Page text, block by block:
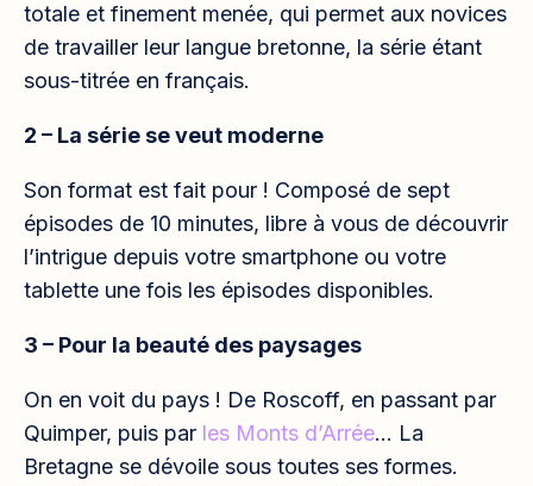
totale et finement menée, qui permet aux novices
de travailler leur langue bretonne, la série étant
sous-titrée en français.
2 – La série se veut moderne
Son format est fait pour ! Composé de sept
épisodes de 10 minutes, libre à vous de découvrir
l’intrigue depuis votre smartphone ou votre
tablette une fois les épisodes disponibles.
3 – Pour la beauté des paysages
On en voit du pays ! De Roscoff, en passant par
Quimper, puis par les Monts d’Arrée… La
Bretagne se dévoile sous toutes ses formes.